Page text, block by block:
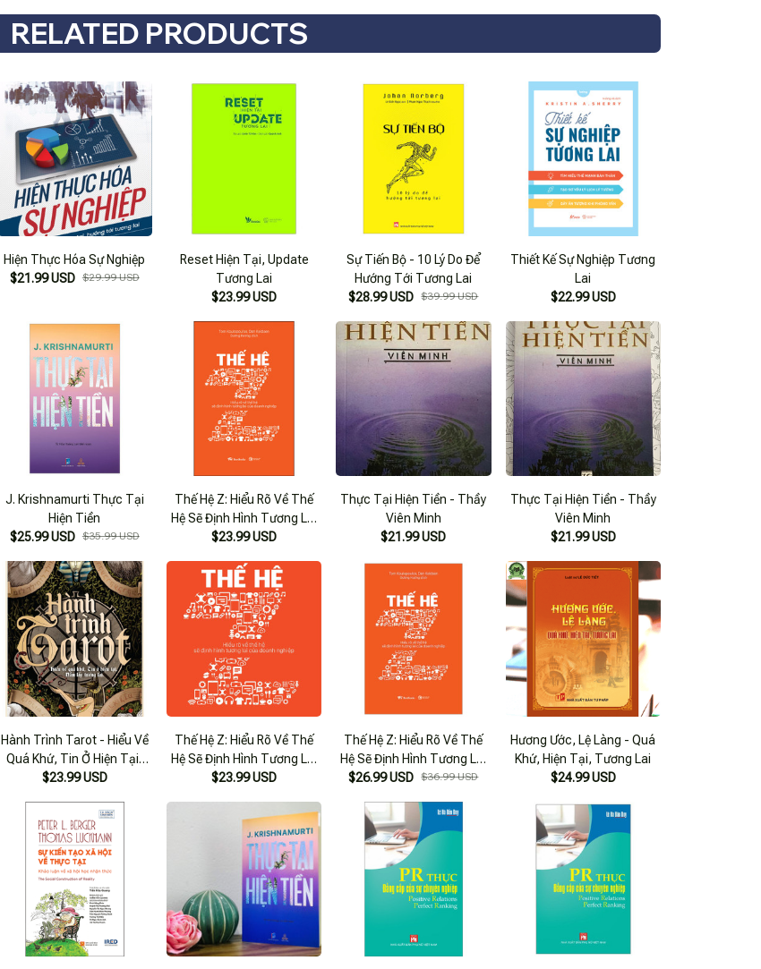
RELATED PRODUCTS
Hiện Thực Hóa Sự Nghiệp
$21.99 USD $29.99 USD
Reset Hiện Tại, Update
Tương Lai
$23.99 USD
Sự Tiến Bộ - 10 Lý Do Để
Hướng Tới Tương Lai
$28.99 USD
$39.99 USD
Thiết Kế Sự Nghiệp Tương
Lai
$22.99 USD
J. Krishnamurti Thực Tại
Hiện Tiền
$25.99 USD $35.99 USD
Thế Hệ Z: Hiểu Rõ Về Thế
Hệ Sẽ Định Hình Tương Lai
Của Doanh Nghiệp
$23.99 USD
Thực Tại Hiện Tiền - Thầy
Viên Minh
$21.99 USD
Thực Tại Hiện Tiền - Thầy
Viên Minh
$21.99 USD
Hành Trình Tarot - Hiểu Về
Quá Khứ, Tin Ở Hiện Tại,
Nắm Lấy Tương Lai
$23.99 USD
Thế Hệ Z: Hiểu Rõ Về Thế
Hệ Sẽ Định Hình Tương Lai
Của Doanh Nghiệp
$23.99 USD
Thế Hệ Z: Hiểu Rõ Về Thế
Hệ Sẽ Định Hình Tương Lai
Của Doanh Nghiệp
$26.99 USD $36.99 USD
Hương Ước, Lệ Làng - Quá
Khứ, Hiện Tại, Tương Lai
$24.99 USD